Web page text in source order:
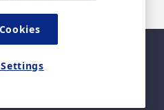
Política de seguridad de la